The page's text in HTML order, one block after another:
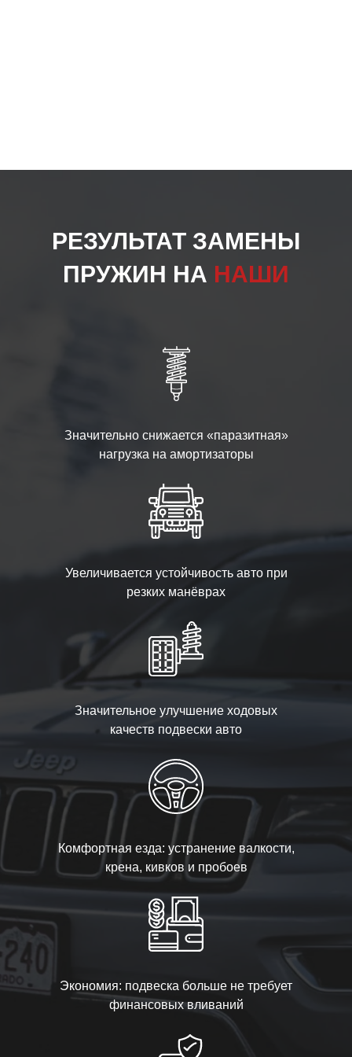
РЕЗУЛЬТАТ ЗАМЕНЫ
ПРУЖИН НА НАШИ
Значительно снижается «паразитная»
нагрузка на амортизаторы
Увеличивается устойчивость авто при
резких манёврах
Значительное улучшение ходовых
качеств подвески авто
Комфортная езда: устранение валкости,
крена, кивков и пробоев
Экономия: подвеска больше не требует
финансовых вливаний